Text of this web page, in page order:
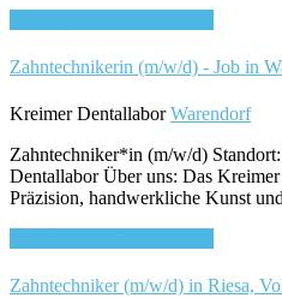
Zahntechnikerin (m/w/d) - Job in
Kreimer Dentallabor Warendorf
Zahntechniker*in (m/w/d)
Dentallabor Über uns: Das
Präzision, handwerkliche Kunst
Zahntechniker (m/w/d) in Riesa,